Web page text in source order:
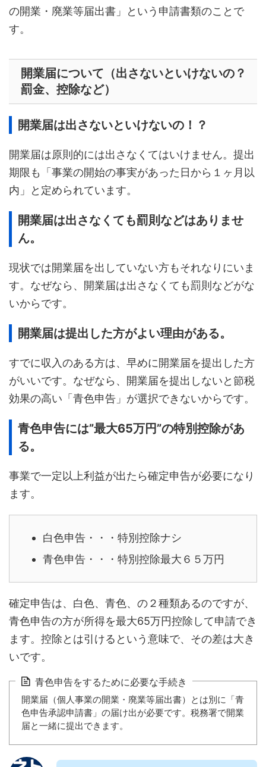
の開業・廃業等届出書」という申請書類のことで
す。
開業届について（出さないといけないの？
罰金、控除など）
開業届は出さないといけないの！？
開業届は原則的には出さなくてはいけません。提出
期限も「事業の開始の事実があった日から１ヶ月以
内」と定められています。
開業届は出さなくても罰則などはありませ
ん。
現状では開業届を出していない方もそれなりにいま
す。なぜなら、開業届は出さなくても罰則などがな
いからです。
開業届は提出した方がよい理由がある。
すでに収入のある方は、早めに開業届を提出した方
がいいです。なぜなら、開業届を提出しないと節税
効果の高い「青色申告」が選択できないからです。
青色申告には”最大65万円”の特別控除があ
る。
事業で一定以上利益が出たら確定申告が必要になり
ます。
白色申告・・・特別控除ナシ
青色申告・・・特別控除最大６５万円
確定申告は、白色、青色、の２種類あるのですが、
青色申告の方が所得を最大65万円控除して申請でき
ます。控除とは引けるという意味で、その差は大き
いです。
青色申告をするために必要な手続き
開業届（個人事業の開業・廃業等届出書）とは別に「青
色申告承認申請書」の届け出が必要です。税務署で開業
届と一緒に提出できます。